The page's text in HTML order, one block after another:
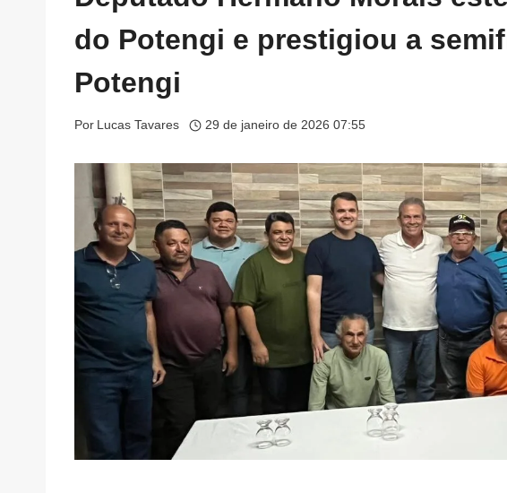
do Potengi e prestigiou a
Potengi
Por Lucas Tavares 29 de janeiro de 2026 07:55